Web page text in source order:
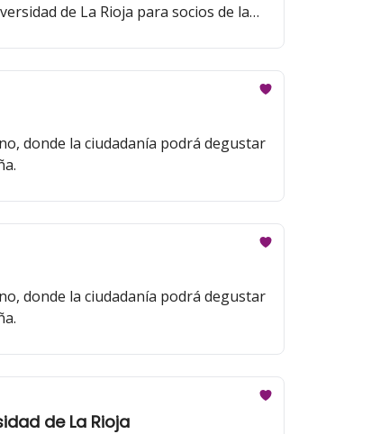
de La Rioja para socios de la
donde la ciudadanía podrá degustar
donde la ciudadanía podrá degustar
de La Rioja